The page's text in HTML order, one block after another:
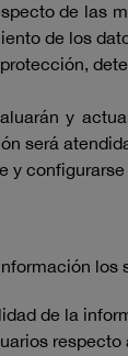
de las
de los
y
será
y
los
de la